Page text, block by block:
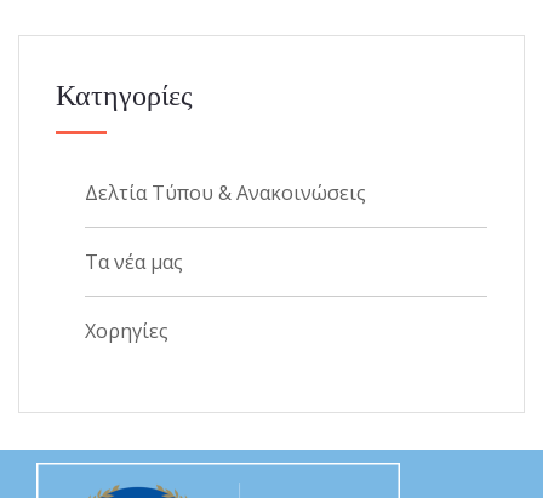
Κατηγορίες
Δελτία Τύπου & Ανακοινώσεις
Τα νέα μας
Χορηγίες